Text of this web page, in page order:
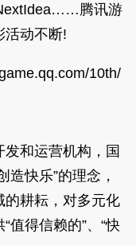
腾讯游
活动不断!
10th/
和运营机构，国
造快乐”的理念，
的耕耘，对多元化
值得信赖的”、“快